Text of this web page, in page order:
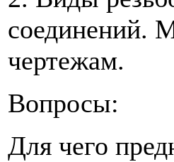
соединений.
чертежам.
Вопросы:
Для чего